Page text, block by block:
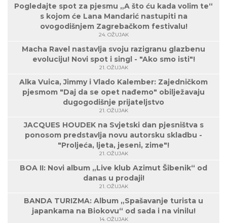
Pogledajte spot za pjesmu „A što ću kada volim te“
s kojom će Lana Mandarić nastupiti na
ovogodišnjem Zagrebačkom festivalu!
24. OŽUJAK
Macha Ravel nastavlja svoju razigranu glazbenu
evoluciju! Novi spot i singl - "Ako smo isti"!
21. OŽUJAK
Alka Vuica, Jimmy i Vlado Kalember: Zajedničkom
pjesmom "Daj da se opet nađemo" obilježavaju
dugogodišnje prijateljstvo
21. OŽUJAK
JACQUES HOUDEK na Svjetski dan pjesništva s
ponosom predstavlja novu autorsku skladbu -
"Proljeća, ljeta, jeseni, zime"!
21. OŽUJAK
BOA II: Novi album „Live klub Azimut Šibenik“ od
danas u prodaji!
21. OŽUJAK
BANDA TURIZMA: Album „Spašavanje turista u
japankama na Biokovu“ od sada i na vinilu!
14. OŽUJAK